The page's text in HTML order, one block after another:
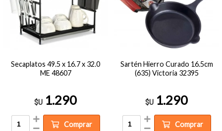
Secaplatos 49.5 x 16.7 x 32.0
ME 48607
$U 1.290
Comprar
Sartén Hierro Curado 16.5cm
(635) Victoria 32395
$U 1.290
Comprar